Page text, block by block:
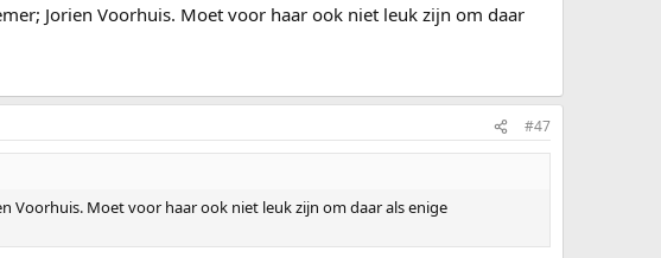
Jorien Voorhuis. Moet voor haar ook niet leuk zijn om daar
#47
Voorhuis. Moet voor haar ook niet leuk zijn om daar als enige